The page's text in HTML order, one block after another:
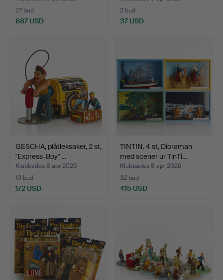
27 bud
687 USD
2 bud
37 USD
GESCHA, plåtleksaker, 2 st,
"Express-Boy" …
Klubbades 8 apr 2026
10 bud
172 USD
TINTIN. 4 st, Dioraman
med scener ur TinTi…
Klubbades 8 apr 2026
32 bud
415 USD